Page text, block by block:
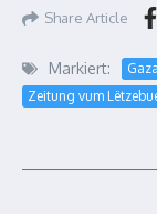
Share Article
Markiert: Gaza
Zeitung vum